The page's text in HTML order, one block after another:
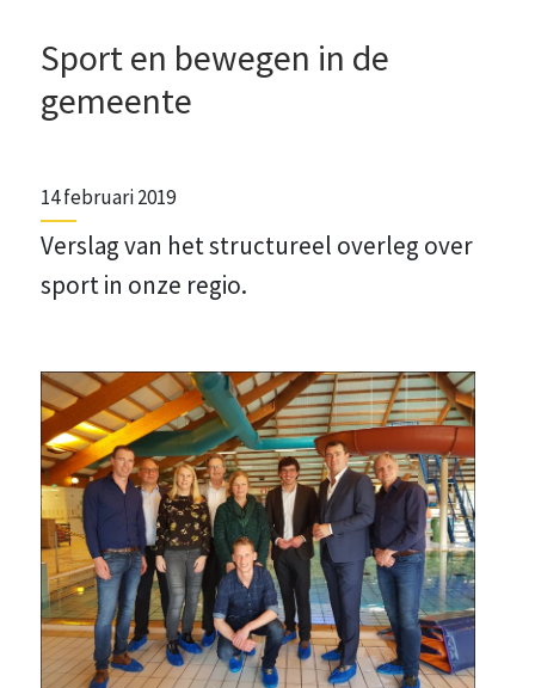
Sport en bewegen in de
gemeente
14 februari 2019
Verslag van het structureel overleg over
sport in onze regio.